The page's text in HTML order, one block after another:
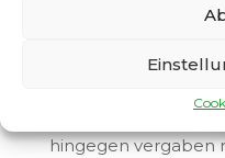
Spitze, aber
den Gegner
erzielen. Der
hingegen vergaben